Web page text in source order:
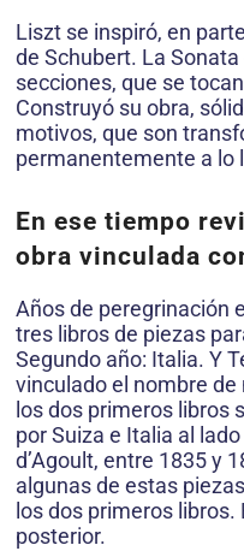
Liszt se inspiró, en
de Schubert. La
secciones, que se
Construyó su obra,
motivos, que son
permanentemente a lo
En ese tiempo
obra vinculada
Años de peregrinación
tres libros de piezas
Segundo año: Italia. Y
vinculado el nombre
los dos primeros libros
por Suiza e Italia al
d’Agoult, entre 1835 y
algunas de estas
los dos primeros
posterior.